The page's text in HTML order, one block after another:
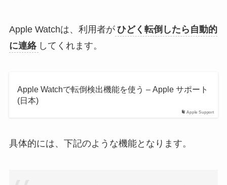
Apple Watchは、利用者が ひどく転倒したら自動的
に連絡 してくれます。
Apple Support
Apple Watchで転倒検出機能を使う – Apple サポート
(日本)
具体的には、下記のような機能となります。